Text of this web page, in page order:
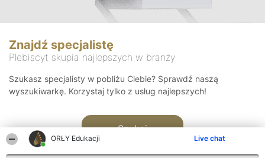
ORŁY Edukacji Live chat
Znajdź specjalistę
Plebiscyt skupia najlepszych w branży
Szukasz specjalisty w pobliżu Ciebie? Sprawdź naszą
wyszukiwarkę. Korzystaj tylko z usług najlepszych!
Szukaj